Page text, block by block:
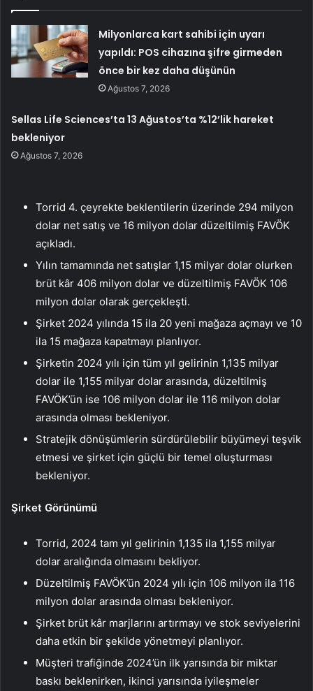
Milyonlarca kart sahibi için uyarı
yapıldı: POS cihazına şifre girmeden
önce bir kez daha düşünün
Ağustos 7, 2026
Sellas Life Sciences’ta 13 Ağustos’ta %12’lik hareket
bekleniyor
Ağustos 7, 2026
Torrid 4. çeyrekte beklentilerin üzerinde 294 milyon
dolar net satış ve 16 milyon dolar düzeltilmiş FAVÖK
açıkladı.
Yılın tamamında net satışlar 1,15 milyar dolar olurken
brüt kâr 406 milyon dolar ve düzeltilmiş FAVÖK 106
milyon dolar olarak gerçekleşti.
Şirket 2024 yılında 15 ila 20 yeni mağaza açmayı ve 10
ila 15 mağaza kapatmayı planlıyor.
Şirketin 2024 yılı için tüm yıl gelirinin 1,135 milyar
dolar ile 1,155 milyar dolar arasında, düzeltilmiş
FAVÖK’ün ise 106 milyon dolar ile 116 milyon dolar
arasında olması bekleniyor.
Stratejik dönüşümlerin sürdürülebilir büyümeyi teşvik
etmesi ve şirket için güçlü bir temel oluşturması
bekleniyor.
Şirket Görünümü
Torrid, 2024 tam yıl gelirinin 1,135 ila 1,155 milyar
dolar aralığında olmasını bekliyor.
Düzeltilmiş FAVÖK’ün 2024 yılı için 106 milyon ila 116
milyon dolar arasında olması bekleniyor.
Şirket brüt kâr marjlarını artırmayı ve stok seviyelerini
daha etkin bir şekilde yönetmeyi planlıyor.
Müşteri trafiğinde 2024’ün ilk yarısında bir miktar
baskı beklenirken, ikinci yarısında iyileşmeler